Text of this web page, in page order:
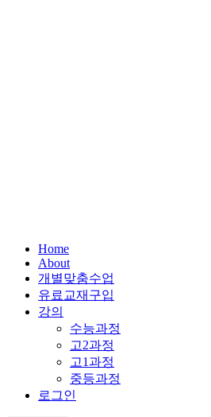
Home
About
개별맞춤수업
유료교재구입
강의
수능과정
고2과정
고1과정
중등과정
로그인